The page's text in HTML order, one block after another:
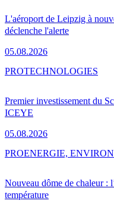
L'aéroport de Leipzig à
déclenche l'alerte
05.08.2026
Premier investissement du
ICEYE
05.08.2026
PROTECHNOLOGIES
Nouveau dôme de chaleur :
température
PROENERGIE,